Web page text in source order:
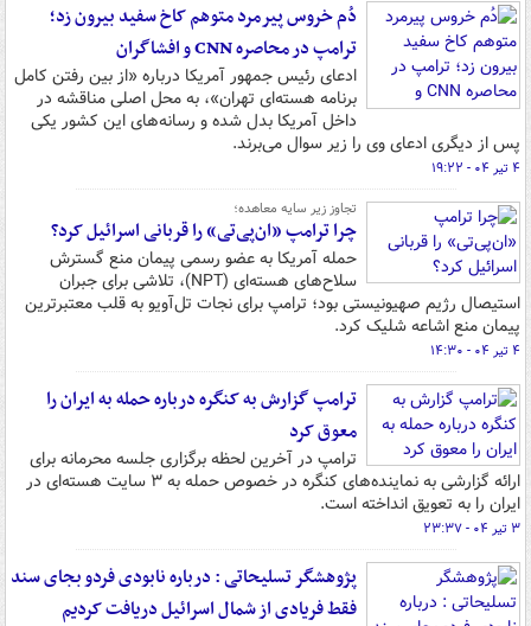
دُم خروس پیرمرد متوهم کاخ سفید بیرون زد؛
ترامپ در محاصره CNN و افشاگران
ادعای رئیس جمهور آمریکا درباره «از بین رفتن کامل
برنامه هسته‌ای تهران»، به محل اصلی مناقشه در
داخل آمریکا بدل شده و رسانه‌های این کشور یکی
پس از دیگری ادعای وی را زیر سوال می‌برند.
۴ تیر ۰۴ - ۱۹:۲۲
تجاوز زیر سایه معاهده؛
چرا ترامپ «ان‌پی‌تی» را قربانی اسرائیل کرد؟
حمله آمریکا به عضو رسمی پیمان منع گسترش
سلاح‌های هسته‌ای (NPT)، تلاشی برای جبران
استیصال رژیم صهیونیستی بود؛ ترامپ برای نجات تل‌آویو به قلب معتبرترین
پیمان منع اشاعه شلیک کرد.
۴ تیر ۰۴ - ۱۴:۳۰
ترامپ گزارش به کنگره درباره حمله به ایران را
معوق کرد
ترامپ در آخرین لحظه برگزاری جلسه محرمانه برای
ارائه گزارشی به نماینده‌های کنگره در خصوص حمله به ۳ سایت هسته‌ای در
ایران را به تعویق انداخته است.
۳ تیر ۰۴ - ۲۳:۳۷
پژوهشگر تسلیحاتی : درباره نابودی فردو بجای سند
فقط فریادی از شمال اسرائیل دریافت کردیم